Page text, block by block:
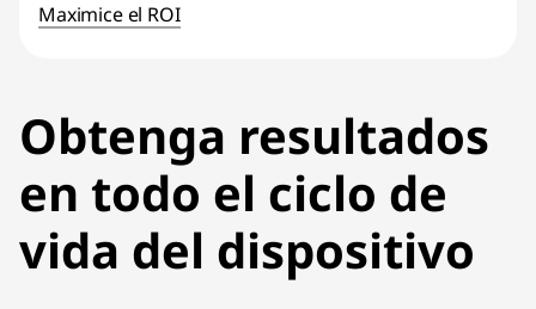
Maximice el ROI
Obtenga resultados
en todo el ciclo de
vida del dispositivo